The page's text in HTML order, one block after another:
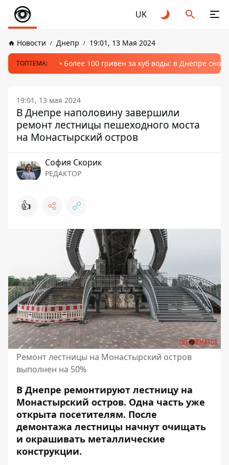
UK
Новости Днепр 19:01, 13 Мая 2024
ТОПТЕМА: Более 100 гривен за куб воды: в Днепре
19:01, 13 мая 2024
В Днепре наполовину завершили
ремонт лестницы пешеходного моста
на Монастырский остров
София Скорик
РЕДАКТОР
👍
Ремонт лестницы на Монастырский остров
выполнен на 50%
В Днепре ремонтируют лестницу на
Монастырский остров. Одна часть уже
открыта посетителям. После
демонтажа лестницы начнут очищать
и окрашивать металлические
конструкции.